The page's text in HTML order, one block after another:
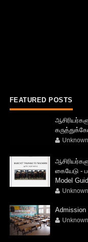
FEATURED POSTS
Unknown
கையேடு -
Model
Unknown
Admission
Unknown